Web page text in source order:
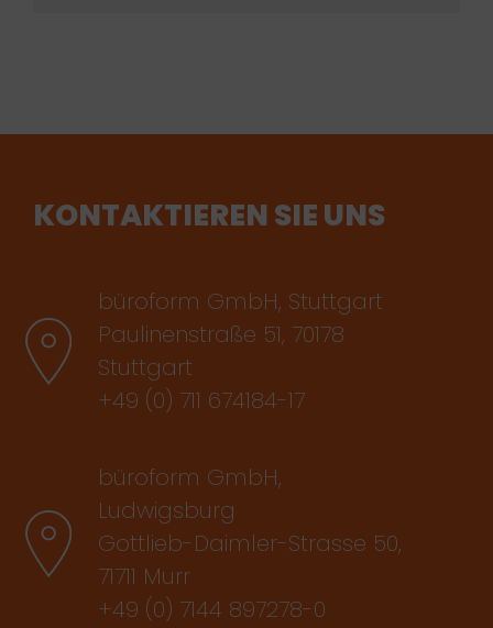
KONTAKTIEREN SIE UNS
büroform GmbH, Stuttgart
Paulinenstraße 51, 70178
Stuttgart
+49 (0) 711 674184-17
büroform GmbH,
Ludwigsburg
Gottlieb-Daimler-Strasse 50,
71711 Murr
+49 (0) 7144 897278-0